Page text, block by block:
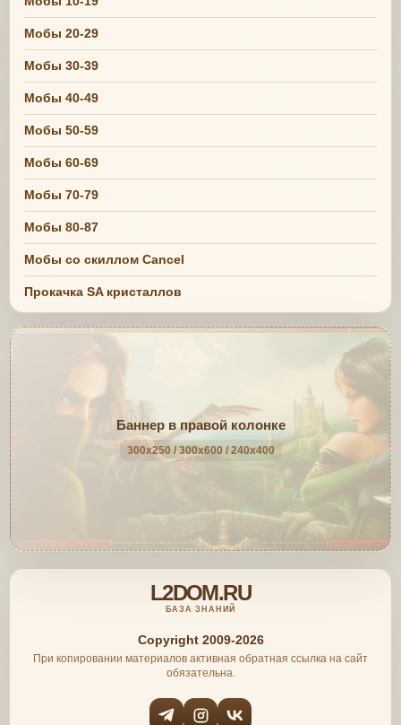
Мобы 20-29
Мобы 30-39
Мобы 40-49
Мобы 50-59
Мобы 60-69
Мобы 70-79
Мобы 80-87
Мобы со скиллом Cancel
Прокачка SA кристаллов
Баннер в правой колонке
300x250 / 300x600 / 240x400
L2DOM.RU
БАЗА ЗНАНИЙ
Copyright 2009-2026
При копировании материалов активная обратная ссылка на сайт
обязательна.